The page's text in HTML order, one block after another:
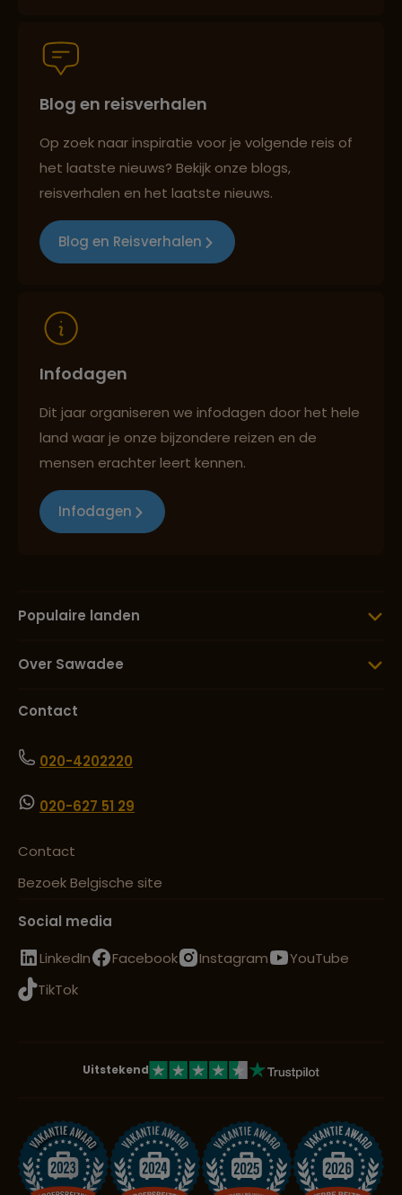
Persoonlijk en deskundig reisadvies
Best beoordeelde reisroutes
Blog en reisverhalen
Op zoek naar inspiratie voor je volgende reis of
het laatste nieuws? Bekijk onze blogs,
reisverhalen en het laatste nieuws.
Blog en Reisverhalen
Infodagen
Dit jaar organiseren we infodagen door het hele
land waar je onze bijzondere reizen en de
mensen erachter leert kennen.
Infodagen
Populaire landen
Over Sawadee
Contact
020-4202220
020-627 51 29
Contact
Bezoek Belgische site
Social media
LinkedIn
Facebook Instagram
YouTube
TikTok
Uitstekend